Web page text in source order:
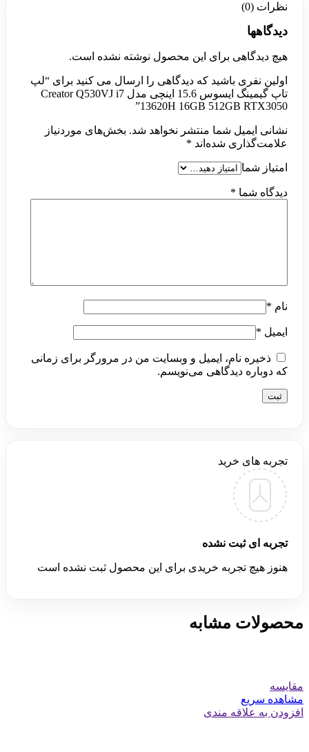
نظرات (0)
دیدگاهها
هیچ دیدگاهی برای این محصول نوشته نشده است.
اولین نفری باشید که دیدگاهی را ارسال می کنید برای “لپ
تاپ گیمینگ ایسوس 15.6 اینچی مدل Creator Q530VJ i7
13620H 16GB 512GB RTX3050”
نشانی ایمیل شما منتشر نخواهد شد. بخش‌های موردنیاز
علامت‌گذاری شده‌اند *
امتیاز شما
دیدگاه شما *
نام *
ایمیل *
ذخیره نام، ایمیل و وبسایت من در مرورگر برای زمانی
که دوباره دیدگاهی می‌نویسم.
تجربه های خرید
تجربه ای ثبت نشده
هنوز هیچ تجربه خریدی برای این محصول ثبت نشده است
محصولات مشابه
مقایسه
مشاهده سریع
افزودن به علاقه مندی